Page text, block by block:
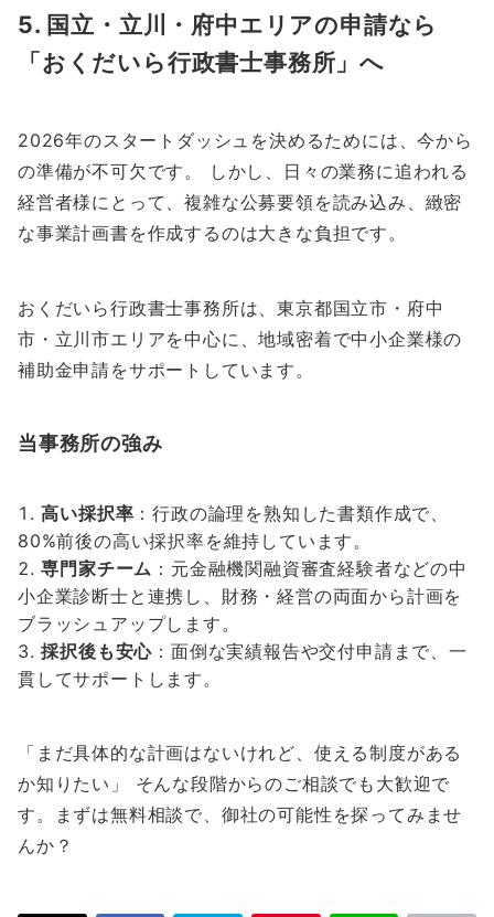
5. 国立・立川・府中エリアの申請なら
「おくだいら行政書士事務所」へ
2026年のスタートダッシュを決めるためには、今から
の準備が不可欠です。 しかし、日々の業務に追われる
経営者様にとって、複雑な公募要領を読み込み、緻密
な事業計画書を作成するのは大きな負担です。
おくだいら行政書士事務所は、東京都国立市・府中
市・立川市エリアを中心に、地域密着で中小企業様の
補助金申請をサポートしています。
当事務所の強み
高い採択率 ：行政の論理を熟知した書類作成で、
80%前後の高い採択率を維持しています。
専門家チーム ：元金融機関融資審査経験者などの中
小企業診断士と連携し、財務・経営の両面から計画を
ブラッシュアップします。
採択後も安心 ：面倒な実績報告や交付申請まで、一
貫してサポートします。
「まだ具体的な計画はないけれど、使える制度がある
か知りたい」 そんな段階からのご相談でも大歓迎で
す。まずは無料相談で、御社の可能性を探ってみませ
んか？